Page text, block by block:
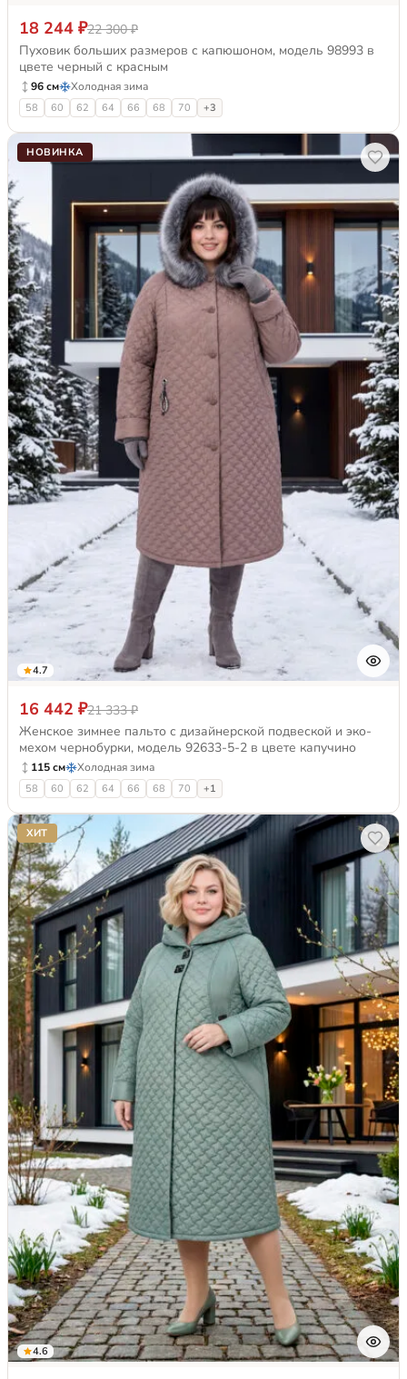
18 244 ₽22 300 ₽
Пуховик больших размеров с капюшоном, модель 98993 в
цвете черный с красным
96 см Холодная зима
58 60 62 64 66 68 70 +3
НОВИНКА
4.7
16 442 ₽21 333 ₽
Женское зимнее пальто с дизайнерской подвеской и эко-
мехом чернобурки, модель 92633-5-2 в цвете капучино
115 см Холодная зима
58 60 62 64 66 68 70 +1
ХИТ
4.6